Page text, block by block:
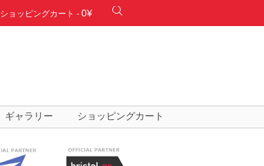
ショッピングカート - 0¥
ギャラリー ショッピングカート